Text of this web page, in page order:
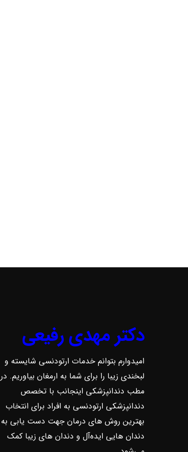
دکتر مهدی رفیعی
امیدوارم بتوانم خدمات ارتودنسی شایسته و
لبخندی زیبا را برای شما به ارمغان بیاوریم. در
مطب دندانپزشکی اینجانب با تخصص
دندانپزشکی ارتودنسی به افراد برای انتخاب
بهترین روش ‌های درمان جهت دست یابی به
دندان هایی ایده‌آل و دندان های زیبا کمک